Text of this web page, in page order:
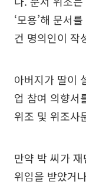
‘모용’해 문서
건 명의인이 작
아버지가 딸이
업 참여 의향서
위조 및 위조사
만약 박 씨가
위임을 받았거